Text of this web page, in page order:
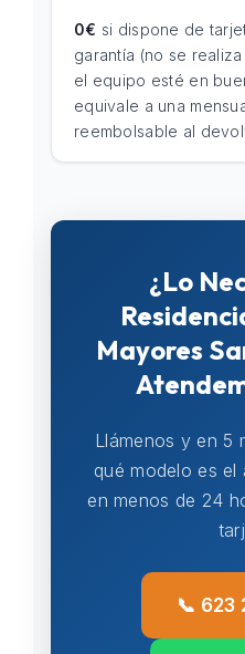
0€ si dispone de
garantía (no se
el equipo esté en
equivale a una
reembolsable al
¿Lo
Mayores
Llámenos y en 5
qué modelo es el
en menos de 24
📞 623